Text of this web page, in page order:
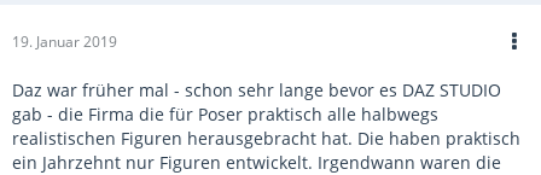
19. Januar 2019
Daz war früher mal - schon sehr lange bevor es DAZ STUDIO
gab - die Firma die für Poser praktisch alle halbwegs
realistischen Figuren herausgebracht hat. Die haben praktisch
ein Jahrzehnt nur Figuren entwickelt. Irgendwann waren die